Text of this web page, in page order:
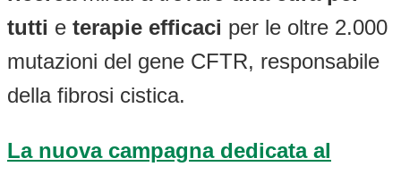
tutti e terapie efficaci per le oltre 2.000
mutazioni del gene CFTR, responsabile
della fibrosi cistica.
La nuova campagna dedicata al